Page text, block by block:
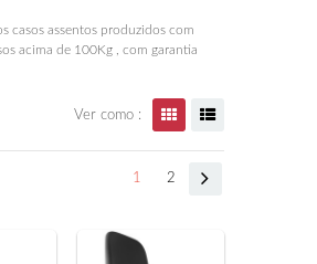
casos assentos produzidos com
acima de 100Kg , com garantia
Ver como :
1 2